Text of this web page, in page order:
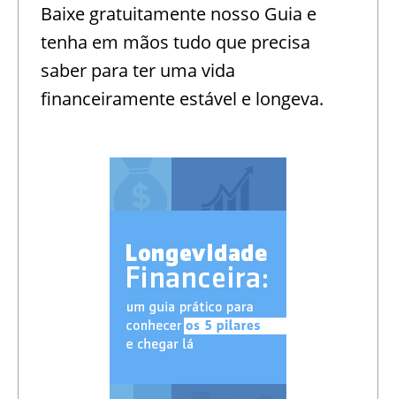
Baixe gratuitamente nosso Guia e
tenha em mãos tudo que precisa
saber para ter uma vida
financeiramente estável e longeva.